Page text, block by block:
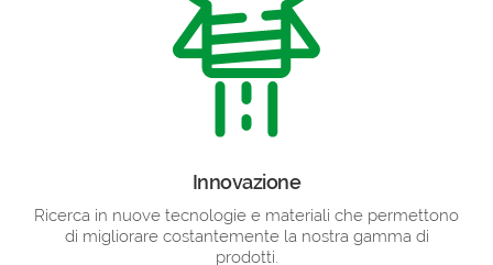
Innovazione
Ricerca in nuove tecnologie e materiali che permettono
di migliorare costantemente la nostra gamma di
prodotti.